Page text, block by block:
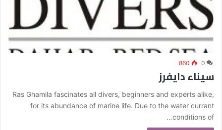
0
860
سيناء دايفرز
Ras Ghamila fascinates all divers, beginners and experts alike,
for its abundance of marine life. Due to the water currant
conditions of…